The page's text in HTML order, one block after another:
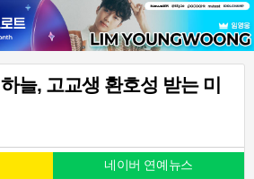
늘, 고교생 환호성 받는 미
네이버 연예뉴스